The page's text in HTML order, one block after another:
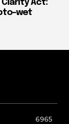
Clarity Act:
wet
6965